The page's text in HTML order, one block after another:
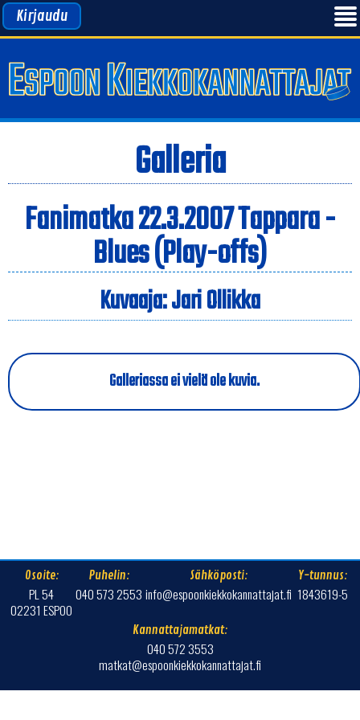
Kirjaudu
Galleria
Fanimatka 22.3.2007 Tappara -
Blues (Play-offs)
Kuvaaja: Jari Ollikka
Galleriassa ei vielä ole kuvia.
Osoite:
PL 54
02231 ESPOO
Puhelin:
040 573 2553
Sähköposti:
info@espoonkiekkokannattajat.fi
Y-tunnus:
1843619-5
Kannattajamatkat:
040 572 3553
matkat@espoonkiekkokannattajat.fi